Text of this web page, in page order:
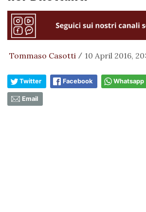
Tommaso Casotti / 10 April 2016,
Twitter Facebook Whatsapp
Email